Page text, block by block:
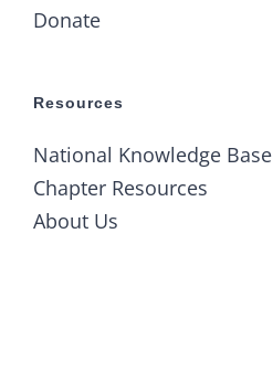
Donate
Resources
National Knowledge Base
Chapter Resources
About Us